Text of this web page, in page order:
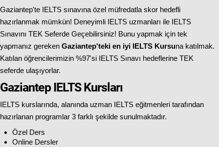
Gaziantep'te IELTS sınavına özel müfredatla skor hedefli
hazırlanmak mümkün! Deneyimli IELTS uzmanları ile IELTS
Sınavını TEK Seferde Geçebilirsiniz! Bunu yapmak için tek
yapmanız gereken Gaziantep'teki en iyi IELTS Kursuna katılmak.
Katılan öğrencilerimizin %97'si IELTS Sınavı hedeflerine TEK
seferde ulaşıyorlar.
Gaziantep IELTS Kursları
IELTS kurslarında, alanında uzman IELTS eğitmenleri tarafından
hazırlanan programlar 3 farklı şekilde sunulmaktadır.
Özel Ders
Online Dersler